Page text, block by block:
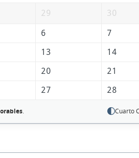
29 30
6 7
13 14
20 21
27 28
. Cuarto